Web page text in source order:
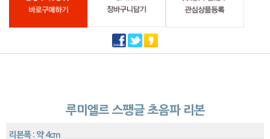
루미엘르 스팽글 초음파 리본
리본폭 : 약 4cm